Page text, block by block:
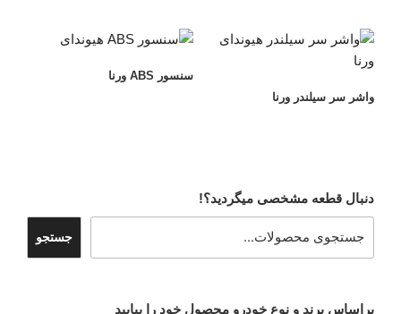
واشر سر سیلندر ورنا
سنسور ABS ورنا
دنبال قطعه مشخصی میگردید؟!
جستجو
براساس برند و نوع خودرو محصول خود را بیابید